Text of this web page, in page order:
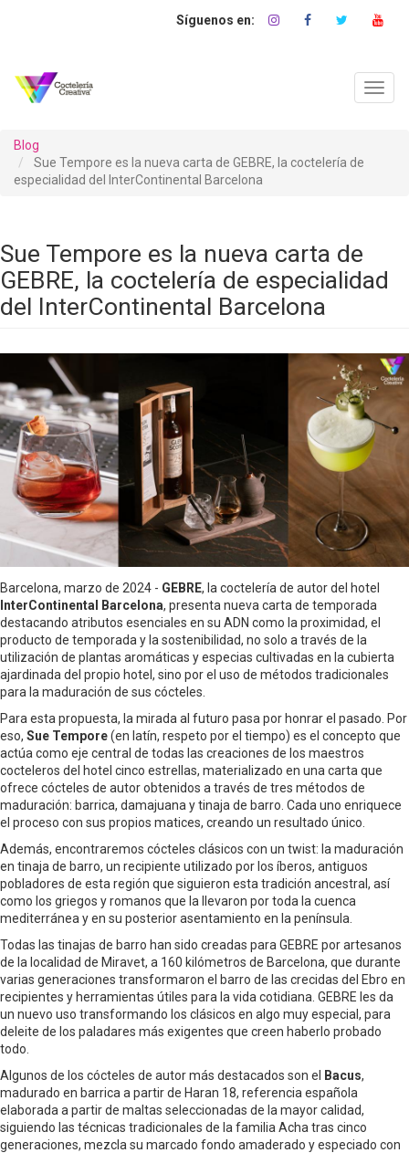
Blog
Sue Tempore es la nueva carta de GEBRE, la coctelería de
especialidad del InterContinental Barcelona
Sue Tempore es la nueva carta de
GEBRE, la coctelería de especialidad
del InterContinental Barcelona
Barcelona, marzo de 2024 - GEBRE, la coctelería de autor del hotel
InterContinental Barcelona, presenta nueva carta de temporada
destacando atributos esenciales en su ADN como la proximidad, el
producto de temporada y la sostenibilidad, no solo a través de la
utilización de plantas aromáticas y especias cultivadas en la cubierta
ajardinada del propio hotel, sino por el uso de métodos tradicionales
para la maduración de sus cócteles.
Para esta propuesta, la mirada al futuro pasa por honrar el pasado. Por
eso, Sue Tempore(en latín, respeto por el tiempo) es el concepto que
actúa como eje central de todas las creaciones de los maestros
cocteleros del hotel cinco estrellas, materializado en una carta que
ofrece cócteles de autor obtenidos a través de tres métodos de
maduración: barrica, damajuana y tinaja de barro. Cada uno enriquece
el proceso con sus propios matices, creando un resultado único.
Además, encontraremos cócteles clásicos con un twist: la maduración
en tinaja de barro, un recipiente utilizado por los íberos, antiguos
pobladores de esta región que siguieron esta tradición ancestral, así
como los griegos y romanos que la llevaron por toda la cuenca
mediterránea y en su posterior asentamiento en la península.
Todas las tinajas de barro han sido creadas para GEBRE por artesanos
de la localidad de Miravet, a 160 kilómetros de Barcelona, que durante
varias generaciones transformaron el barro de las crecidas del Ebro en
recipientes y herramientas útiles para la vida cotidiana. GEBRE les da
un nuevo uso transformando los clásicos en algo muy especial, para
deleite de los paladares más exigentes que creen haberlo probado
todo.
Algunos de los cócteles de autor más destacados son el Bacus,
madurado en barrica a partir de Haran 18, referencia española
elaborada a partir de maltas seleccionadas de la mayor calidad,
siguiendo las técnicas tradicionales de la familia Acha tras cinco
generaciones, mezcla su marcado fondo amaderado y especiado con